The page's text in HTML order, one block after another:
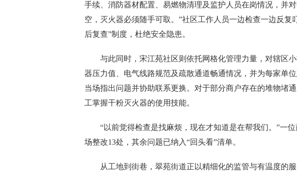
手续、消防器材配置、易燃物清理及监护人员在岗情况，并
空，灭火器必须随手可取。”社区工作人员一边检查一边反
后复查”制度，杜绝安全隐患。
与此同时，宋江苑社区则依托网格化管理力量，对辖区
器压力值、电气线路规范及疏散通道畅通情况，并为每家单
当场指出问题并协助联系更换。对于部分商户存在的堆物堵
工掌握干粉灭火器的使用技能。
“以前觉得检查是找麻烦，现在才知道是在帮我们。”一
场整改13处，其余问题已纳入“回头看”清单。
从工地到街巷，翠苑街道正以精细化的监管与有温度的